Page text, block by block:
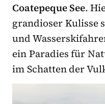
Coatepeque See.
grandioser Kulisse
und
ein Paradies für
im Schatten der